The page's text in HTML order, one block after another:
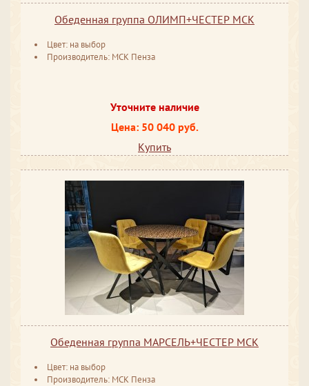
Обеденная группа ОЛИМП+ЧЕСТЕР МСК
Цвет: на выбор
Производитель: МСК Пенза
Уточните наличие
Цена: 50 040 руб.
Купить
Обеденная группа МАРСЕЛЬ+ЧЕСТЕР МСК
Цвет: на выбор
Производитель: МСК Пенза